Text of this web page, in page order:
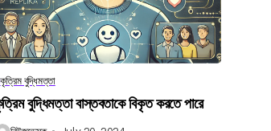
কৃত্রিম বুদ্ধিমত্তা
বুদ্ধিমত্তা বাস্তবতাকে বিকৃত করতে পারে